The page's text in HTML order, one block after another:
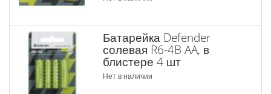
Батарейка Defender
солевая R6-4B AA, в
блистере 4 шт
Нет в наличии